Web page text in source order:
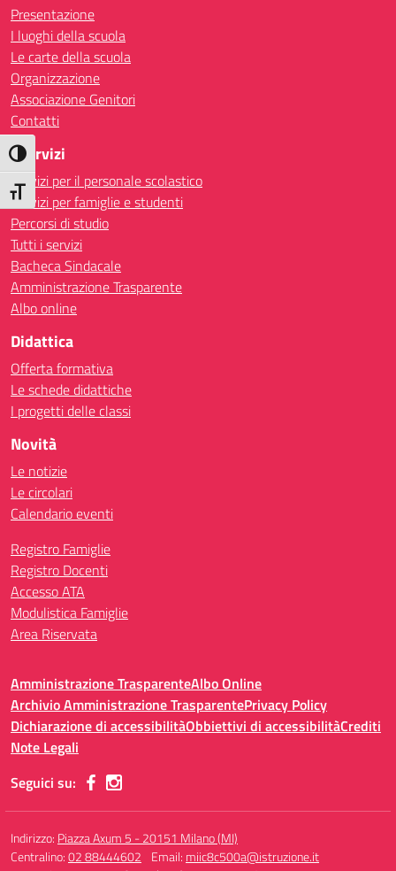
Attiva/disattiva alto contrasto
Attiva/disattiva dimensione testo
Presentazione
I luoghi della scuola
Le carte della scuola
Organizzazione
Associazione Genitori
Contatti
I Servizi
Servizi per il personale scolastico
Servizi per famiglie e studenti
Percorsi di studio
Tutti i servizi
Bacheca Sindacale
Amministrazione Trasparente
Albo online
Didattica
Offerta formativa
Le schede didattiche
I progetti delle classi
Novità
Le notizie
Le circolari
Calendario eventi
Registro Famiglie
Registro Docenti
Accesso ATA
Modulistica Famiglie
Area Riservata
Amministrazione TrasparenteAlbo Online
Archivio Amministrazione TrasparentePrivacy Policy
Dichiarazione di accessibilitàObbiettivi di accessibilitàCrediti
Note Legali
Seguici su:
Indirizzo: Piazza Axum 5 - 20151 Milano (MI)
Centralino:02 88444602 Email: miic8c500a@istruzione.it